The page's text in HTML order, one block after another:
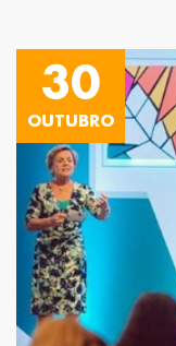
30
OUTUBRO